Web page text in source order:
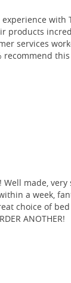
with
products
services
recommend
made, very
a week,
choice of bed
ANOTHER!